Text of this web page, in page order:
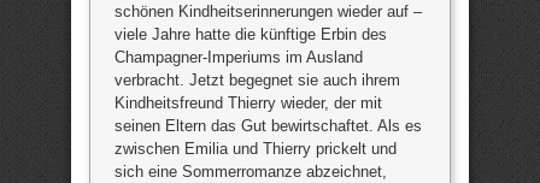
schönen Kindheitserinnerungen wieder auf –
viele Jahre hatte die künftige Erbin des
Champagner-Imperiums im Ausland
verbracht. Jetzt begegnet sie auch ihrem
Kindheitsfreund Thierry wieder, der mit
seinen Eltern das Gut bewirtschaftet. Als es
zwischen Emilia und Thierry prickelt und
sich eine Sommerromanze abzeichnet,